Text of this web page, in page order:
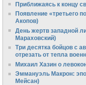
Приближаясь к концу
Появление «третьего
Акопов)
День жертв западной
Мараховский)
Три десятка бойцов с
отрезать от тепла
Михаил Хазин о
Эммануэль Макрон:
Мейсан)